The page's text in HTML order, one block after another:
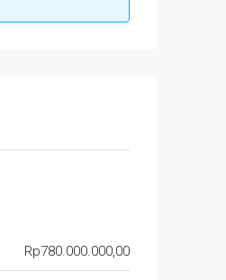
Rp780.000.000,00